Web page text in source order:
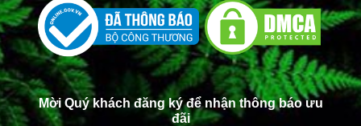
Mời Quý khách đăng ký để nhận thông báo ưu
đãi